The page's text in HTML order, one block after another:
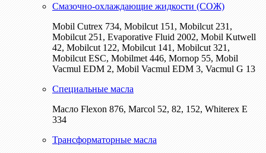
Смазочно-охлаждающие жидкости (СОЖ)
Mobil Cutrex 734, Mobilcut 151, Mobilcut 231,
Mobilcut 251, Evaporative Fluid 2002, Mobil Kutwell
42, Mobilcut 122, Mobilcut 141, Mobilcut 321,
Mobilcut ESC, Mobilmet 446, Mornop 55, Mobil
Vacmul EDM 2, Mobil Vacmul EDM 3, Vacmul G 13
Специальные масла
Масло Flexon 876, Marcol 52, 82, 152, Whiterex E
334
Трансформаторные масла